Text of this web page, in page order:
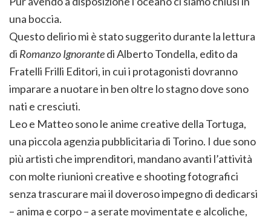
una boccia.
Questo delirio mi è stato suggerito durante la lettura
di Romanzo Ignorantedi Alberto Tondella, edito da
Fratelli Frilli Editori, in cui i protagonisti dovranno
imparare a nuotare in ben oltre lo stagno dove sono
nati e cresciuti.
Leo e Matteo sono le anime creative della Tortuga,
una piccola agenzia pubblicitaria di Torino. I due sono
più artisti che imprenditori, mandano avanti l’attività
con molte riunioni creative e shooting fotografici
senza trascurare mai il doveroso impegno di dedicarsi
– anima e corpo – a serate movimentate e alcoliche,